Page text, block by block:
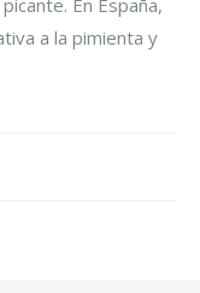
a la pimienta y